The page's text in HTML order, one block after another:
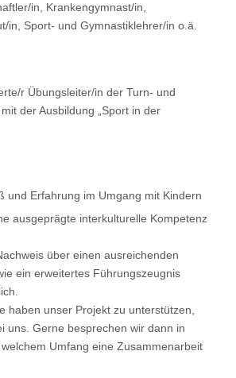
in, Krankengymnast/in,
in, Sport- und Gymnastiklehrer/in o.ä.
r Übungsleiter/in der Turn- und
der Ausbildung „Sport in der
und Erfahrung im Umgang mit Kindern
ausgeprägte interkulturelle Kompetenz
über einen ausreichenden
ein erweitertes Führungszeugnis
haben unser Projekt zu unterstützen,
uns. Gerne besprechen wir dann in
Umfang eine Zusammenarbeit